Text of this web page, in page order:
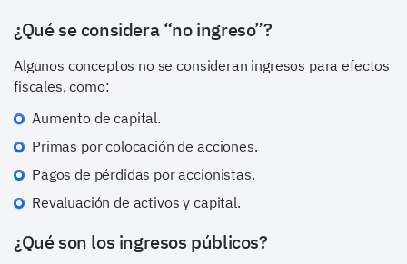
¿Qué se considera “no ingreso”?
Algunos conceptos no se consideran ingresos para efectos
fiscales, como:
Aumento de capital.
Primas por colocación de acciones.
Pagos de pérdidas por accionistas.
Revaluación de activos y capital.
¿Qué son los ingresos públicos?